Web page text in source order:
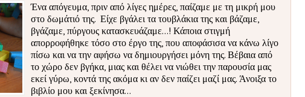
Ένα απόγευμα, πριν από λίγες ημέρες, παίζαμε με τη μικρή μου
στο δωμάτιό της. Είχε βγάλει τα τουβλάκια της και βάζαμε,
βγάζαμε, πύργους κατασκευάζαμε...! Κάποια στιγμή
απορροφήθηκε τόσο στο έργο της, που αποφάσισα να κάνω λίγο
πίσω και να την αφήσω να δημιουργήσει μόνη της. Βέβαια από
το χώρο δεν βγήκα, μιας και θέλει να νιώθει την παρουσία μας
εκεί γύρω, κοντά της ακόμα κι αν δεν παίζει μαζί μας. Άνοιξα το
βιβλίο μου και ξεκίνησα...